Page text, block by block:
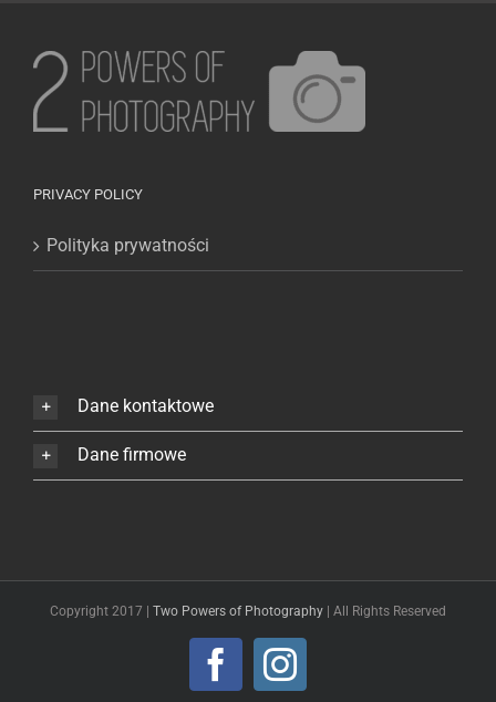
PRIVACY POLICY
Polityka prywatności
Dane kontaktowe
Dane firmowe
Copyright 2017 | Two Powers of Photography | All Rights Reserved
FacebookInstagram